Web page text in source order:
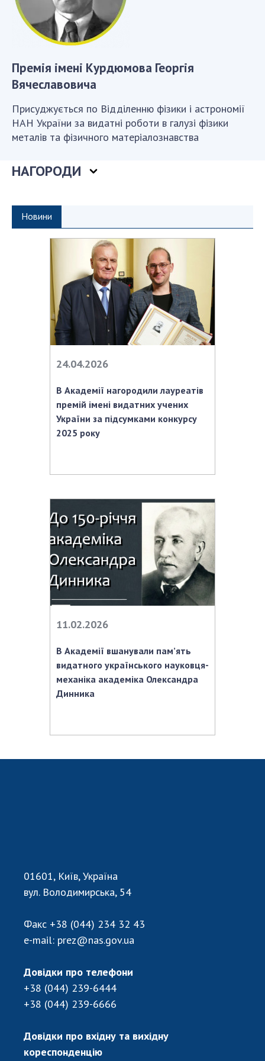
Відкрита наука в НАН України
Підготовка наукових кадрів
Робота з молоддю
МІЖНАРОДНЕ СПІВРОБІТНИЦТВО
Членство в міжнародних організаціях
Міжнародні угоди
Міжнародні програми та конкурси
ДОКУМЕНТИ
Державний бюджет НАН України
Вибори до складу НАН України
Бланки документів
НОВИНИ
ЗАСІДАННЯ ПРЕЗИДІЇ НАН УКРАЇНИ
НАУКОВІ ВИДАННЯ
МЕДІА ПРО НАС
АКАДЕМІЯ КОМЕНТУЄ
КОНТАКТИ
ПРОФСПІЛКА НАН УКРАЇНИ
КАБІНЕТ
Премія імені Курдюмова Георгія
Вячеславовича
Присуджується по Відділенню фізики і астрономії
НАН України за видатні роботи в галузі фізики
металів та фізичного матеріалознавства
НАГОРОДИ
Новини
24.04.2026
В Академії нагородили лауреатів
премій імені видатних учених
України за підсумками конкурсу
2025 року
11.02.2026
В Академії вшанували пам’ять
видатного українського науковця-
механіка академіка Олександра
Динника
01601, Київ, Україна
вул. Володимирська, 54
Факс +38 (044) 234 32 43
e-mail: prez@nas.gov.ua
Довідки про телефони
+38 (044) 239-6444
+38 (044) 239-6666
Довідки про вхідну та вихідну
кореспонденцію